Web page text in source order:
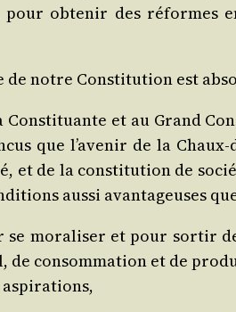
obte­nir des réformes
notre Consti­tu­tion est
et au Grand
que l’avenir de la
et de la consti­tu­tion de
aus­si avan­ta­geuses
se mora­li­ser et pour sor­tir
de consom­ma­tion et de
aspirations,